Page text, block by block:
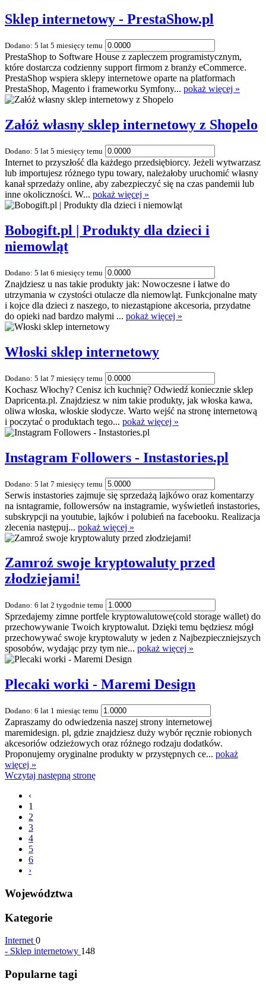
Sklep internetowy - PrestaShow.pl
Dodano: 5 lat 5 miesięcy temu
PrestaShop to Software House z zapleczem programistycznym,
które dostarcza codzienny support firmom z branży eCommerce.
PrestaShop wspiera sklepy internetowe oparte na platformach
PrestaShop, Magento i frameworku Symfony... pokaż więcej »
Załóż własny sklep internetowy z Shopelo
Dodano: 5 lat 5 miesięcy temu
Internet to przyszłość dla każdego przedsiębiorcy. Jeżeli wytwarzasz
lub importujesz różnego typu towary, należałoby uruchomić własny
kanał sprzedaży online, aby zabezpieczyć się na czas pandemii lub
inne okoliczności. W... pokaż więcej »
Bobogift.pl | Produkty dla dzieci i
niemowląt
Dodano: 5 lat 6 miesięcy temu
Znajdziesz u nas takie produkty jak: Nowoczesne i łatwe do
utrzymania w czystości otulacze dla niemowląt. Funkcjonalne maty
i kojce dla dzieci z naszego, to niezastąpione akcesoria, przydatne
do opieki nad bardzo małymi ... pokaż więcej »
Włoski sklep internetowy
Dodano: 5 lat 7 miesięcy temu
Kochasz Włochy? Cenisz ich kuchnię? Odwiedź koniecznie sklep
Dapricenta.pl. Znajdziesz w nim takie produkty, jak włoska kawa,
oliwa włoska, włoskie słodycze. Warto wejść na stronę internetową
i poczytać o produktach tego... pokaż więcej »
Instagram Followers - Instastories.pl
Dodano: 5 lat 7 miesięcy temu
Serwis instastories zajmuje się sprzedażą lajkówo oraz komentarzy
na isntagramie, followersów na instagramie, wyświetleń instastories,
subskrypcji na youtubie, lajków i polubień na facebooku. Realizacja
zlecenia następuj... pokaż więcej »
Zamroź swoje kryptowaluty przed
złodziejami!
Dodano: 6 lat 2 tygodnie temu
Sprzedajemy zimne portfele kryptowalutowe(cold storage wallet) do
przechowywanie Twoich kryptowalut. Dzięki temu będziesz mógł
przechowywać swoje kryptowaluty w jeden z Najbezpieczniejszych
sposobów, wydając przy tym nie... pokaż więcej »
Plecaki worki - Maremi Design
Dodano: 6 lat 1 miesiąc temu
Zapraszamy do odwiedzenia naszej strony internetowej
maremidesign. pl, gdzie znajdziesz duży wybór ręcznie robionych
akcesoriów odzieżowych oraz różnego rodzaju dodatków.
Proponujemy oryginalne produkty w przystępnych ce... pokaż
więcej »
Wczytaj następną stronę
‹
1
2
3
4
5
6
›
Województwa
Kategorie
Internet 0
- Sklep internetowy 148
Popularne tagi